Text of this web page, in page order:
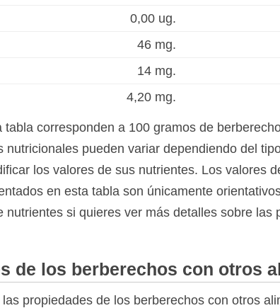
0,00 ug.
46 mg.
14 mg.
4,20 mg.
corresponden a 100 gramos de
pueden variar dependiendo del
los valores de sus nutrientes. Los valores
en esta tabla son únicamente
nutrientes si quieres ver más detalles sobre las
de los berberechos con otros
propiedades de los berberechos con otros